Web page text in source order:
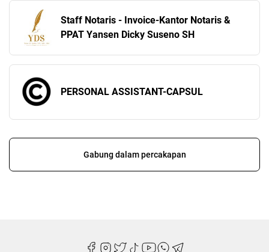
Staff Notaris - Invoice-Kantor Notaris &
PPAT Yansen Dicky Suseno SH
PERSONAL ASSISTANT-CAPSUL
Gabung dalam percakapan